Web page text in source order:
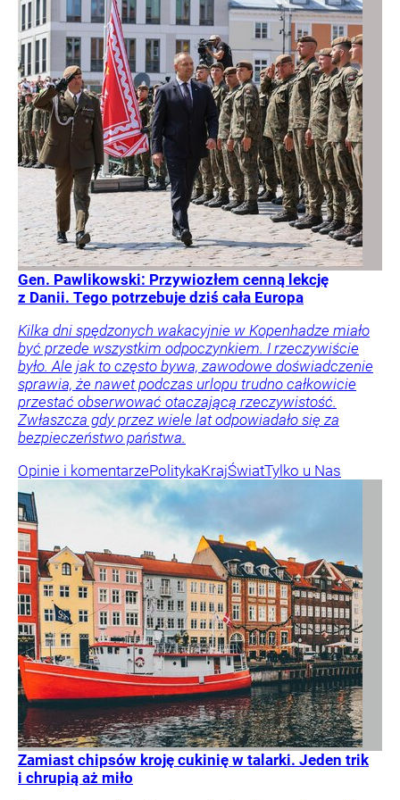
Gen. Pawlikowski: Przywiozłem cenną lekcję
z Danii. Tego potrzebuje dziś cała Europa
Kilka dni spędzonych wakacyjnie w Kopenhadze miało
być przede wszystkim odpoczynkiem. I rzeczywiście
było. Ale jak to często bywa, zawodowe doświadczenie
sprawia, że nawet podczas urlopu trudno całkowicie
przestać obserwować otaczającą rzeczywistość.
Zwłaszcza gdy przez wiele lat odpowiadało się za
bezpieczeństwo państwa.
Opinie i komentarzePolitykaKrajŚwiatTylko u Nas
Zamiast chipsów kroję cukinię w talarki. Jeden trik
i chrupią aż miło